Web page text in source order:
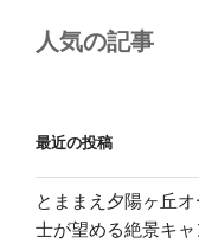
人気の記事
最近の投稿
とままえ夕陽ヶ丘
士が望める絶景キ